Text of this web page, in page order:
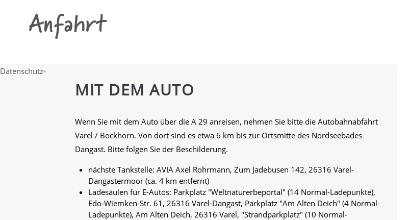
Anfahrt
Datenschutz-
MIT DEM AUTO
Wenn Sie mit dem Auto über die A 29 anreisen, nehmen Sie bitte die Autobahnabfahrt
Varel / Bockhorn. Von dort sind es etwa 6 km bis zur Ortsmitte des Nordseebades
Dangast. Bitte folgen Sie der Beschilderung.
nächste Tankstelle: AVIA Axel Rohrmann, Zum Jadebusen 142, 26316 Varel-
Dangastermoor (ca. 4 km entfernt)
Ladesäulen für E-Autos: Parkplatz "Weltnaturerbeportal" (14 Normal-Ladepunkte),
Edo-Wiemken-Str. 61, 26316 Varel-Dangast, Parkplatz "Am Alten Deich" (4 Normal-
Ladepunkte), Am Alten Deich, 26316 Varel, "Strandparkplatz" (10 Normal-